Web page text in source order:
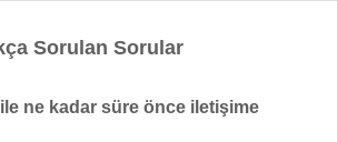
Sorulan Sorular
ne kadar süre önce iletişime